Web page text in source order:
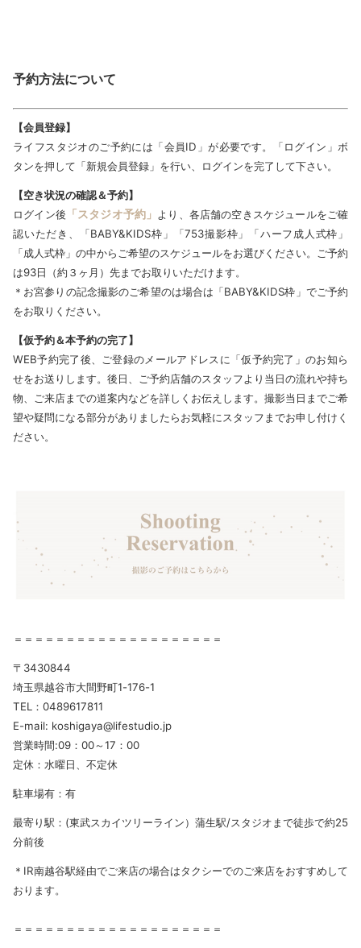
予約方法について
【会員登録】
ライフスタジオのご予約には「会員ID」が必要です。「ログイン」ボ
タンを押して「新規会員登録」を行い、ログインを完了して下さい。
【空き状況の確認＆予約】
ログイン後 「スタジオ予約」 より、各店舗の空きスケジュールをご確
認いただき、「BABY&KIDS枠」「753撮影枠」「ハーフ成人式枠」
「成人式枠」の中からご希望のスケジュールをお選びください。ご予約
は93日（約３ヶ月）先までお取りいただけます。
＊お宮参りの記念撮影のご希望のは場合は「BABY&KIDS枠」でご予約
をお取りください。
【仮予約＆本予約の完了】
WEB予約完了後、ご登録のメールアドレスに「仮予約完了」のお知ら
せをお送りします。後日、ご予約店舗のスタッフより当日の流れや持ち
物、ご来店までの道案内などを詳しくお伝えします。撮影当日までご希
望や疑問になる部分がありましたらお気軽にスタッフまでお申し付けく
ださい。
＝＝＝＝＝＝＝＝＝＝＝＝＝＝＝＝＝＝＝＝
〒3430844
埼玉県越谷市大間野町1-176-1
TEL：0489617811
E-mail: koshigaya@lifestudio.jp
営業時間:09：00～17：00
定休：水曜日、不定休
駐車場有：有
最寄り駅：(東武スカイツリーライン）蒲生駅/スタジオまで徒歩で約25
分前後
＊IR南越谷駅経由でご来店の場合はタクシーでのご来店をおすすめして
おります。
＝＝＝＝＝＝＝＝＝＝＝＝＝＝＝＝＝＝＝＝